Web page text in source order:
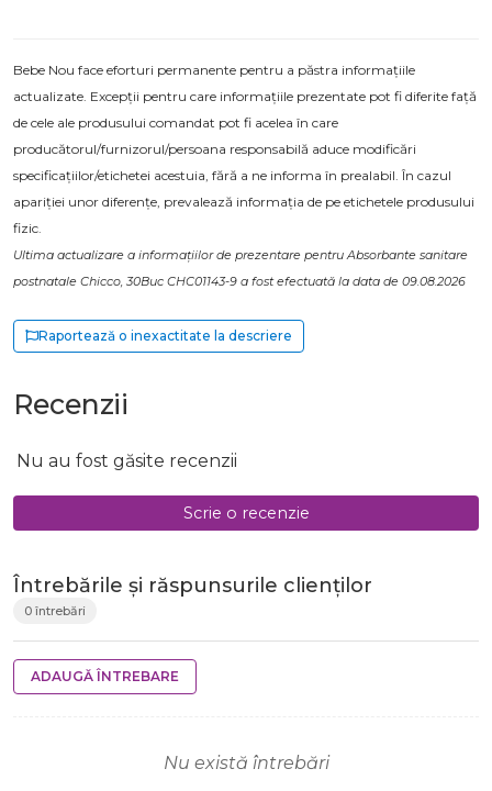
Bebe Nou face eforturi permanente pentru a păstra informațiile
actualizate. Excepții pentru care informațiile prezentate pot fi diferite față
de cele ale produsului comandat pot fi acelea în care
producătorul/furnizorul/persoana responsabilă aduce modificări
specificațiilor/etichetei acestuia, fără a ne informa în prealabil. În cazul
apariției unor diferențe, prevalează informația de pe etichetele produsului
fizic.
Ultima actualizare a informațiilor de prezentare pentru Absorbante sanitare
postnatale Chicco, 30Buc CHC01143-9 a fost efectuată la data de 09.08.2026
Raportează o inexactitate la descriere
Recenzii
Nu au fost găsite recenzii
Scrie o recenzie
Întrebările și răspunsurile clienților
0 întrebări
ADAUGĂ ÎNTREBARE
Nu există întrebări